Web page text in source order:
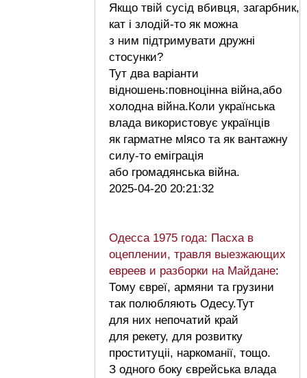
Якщо твій сусід вбивця, загарбник,
кат і злодій-то як можна
з ним підтримувати дружні
стосунки?
Тут два варіанти
відношень:повноцінна війна,або
холодна війна.Коли українська
влада використовує українців
як гарматне мlясо та як вантажну
силу-то еміграція
або громадянська війна.
2025-04-20 20:21:32
Одесса 1975 года: Пасха в
оцеплении, травля выезжающих
евреев и разборки на Майдане:
Тому євреї, армяни та грузини
так полюбляють Одесу.Тут
для них непочатий край
для рекету, для розвитку
проституціі, наркоманії, тощо.
З одного боку єврейська влада